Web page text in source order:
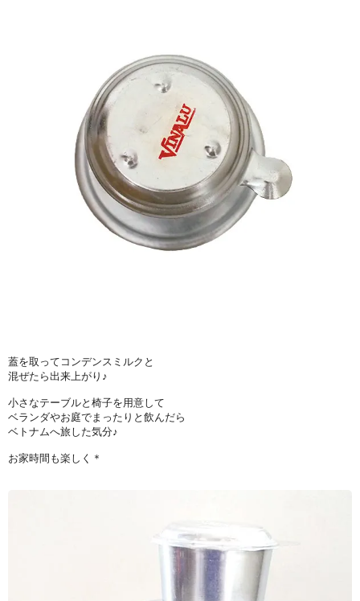
蓋を取ってコンデンスミルクと
混ぜたら出来上がり♪
小さなテーブルと椅子を用意して
ベランダやお庭でまったりと飲んだら
ベトナムへ旅した気分♪
お家時間も楽しく＊